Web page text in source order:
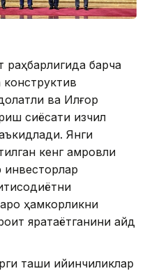
барча
конструктив
ва Илғор
сиёсати изчил
Янги
кенг қамровли
инвесторлар
ҳамкорликни
яратаётганини қайд
ташқи қийинчиликлар